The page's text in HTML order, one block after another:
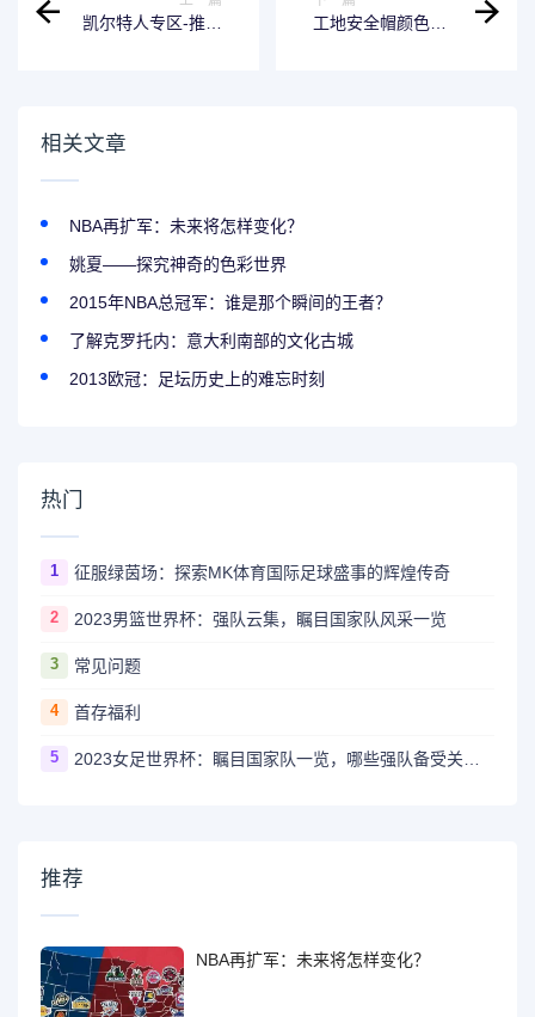
凯尔特人专区-推荐
工地安全帽颜色的
相关文章
NBA再扩军：未来将怎样变化？
姚夏——探究神奇的色彩世界
2015年NBA总冠军：谁是那个瞬间的王者？
了解克罗托内：意大利南部的文化古城
2013欧冠：足坛历史上的难忘时刻
热门
1 征服绿茵场：探索MK体育国际足球盛事的辉煌传奇
2 2023男篮世界杯：强队云集，瞩目国家队风采一览
3 常见问题
4 首存福利
5 2023女足世界杯：瞩目国家队一览，哪些强队备受关注？
推荐
NBA再扩军：未来将怎样变化？